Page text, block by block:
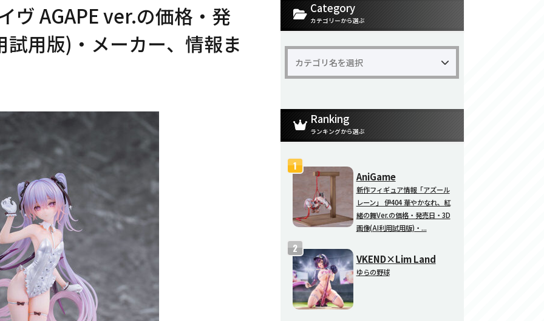
ヴ AGAPE ver.の価格・発
用版)・メーカー、情報ま
Category
カテゴリーから選ぶ
Ranking
ランキングから選ぶ
AniGame
新作フィギュア情報「アズール
レーン」 伊404 華やかなれ、紅
緒の舞Ver.の価格・発売日・3D
画像(AI利用試用版)・...
VKEND×Lim Land
ゆらの野球